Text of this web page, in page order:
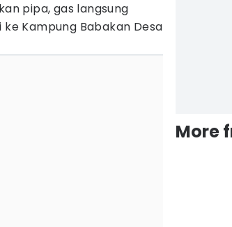
pipa, gas langsung
Kampung Babakan Desa
More